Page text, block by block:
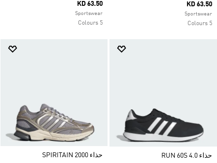
KD 63.50
Sportswear
5 Colours
KD 63.50
Sportswear
5 Colours
حذاء RUN 60S 4.0
حذاء SPIRITAIN 2000